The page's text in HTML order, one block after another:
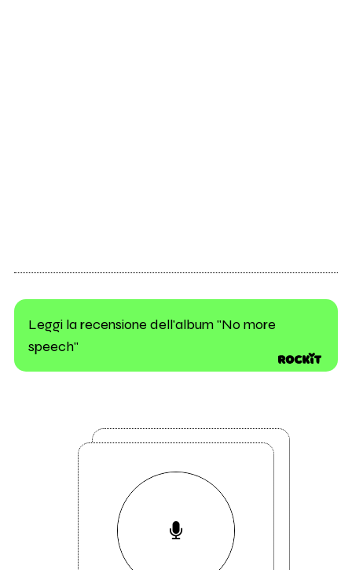
Leggi la recensione dell'album "No more
speech"